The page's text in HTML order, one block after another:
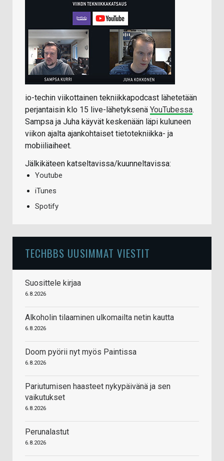
io-techin viikottainen tekniikkapodcast lähetetään
perjantaisin klo 15 live-lähetyksenä YouTubessa.
Sampsa ja Juha käyvät keskenään läpi kuluneen
viikon ajalta ajankohtaiset tietotekniikka- ja
mobiiliaiheet.
Jälkikäteen katseltavissa/kuunneltavissa:
Youtube
iTunes
Spotify
TECHBBS UUSIMMAT VIESTIT
Suosittele kirjaa
6.8.2026
Alkoholin tilaaminen ulkomailta netin kautta
6.8.2026
Doom pyörii nyt myös Paintissa
6.8.2026
Pariutumisen haasteet nykypäivänä ja sen
vaikutukset
6.8.2026
Perunalastut
6.8.2026